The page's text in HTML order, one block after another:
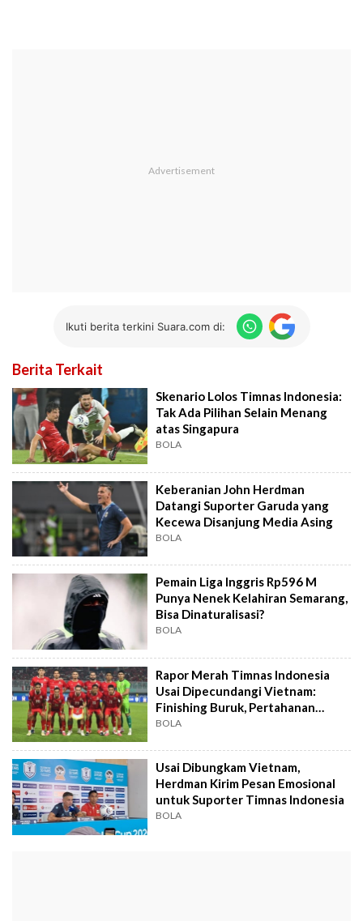
Ikuti berita terkini Suara.com di:
Berita Terkait
Skenario Lolos Timnas Indonesia:
Tak Ada Pilihan Selain Menang
atas Singapura
BOLA
Keberanian John Herdman
Datangi Suporter Garuda yang
Kecewa Disanjung Media Asing
BOLA
Pemain Liga Inggris Rp596 M
Punya Nenek Kelahiran Semarang,
Bisa Dinaturalisasi?
BOLA
Rapor Merah Timnas Indonesia
Usai Dipecundangi Vietnam:
Finishing Buruk, Pertahanan
Bocor
BOLA
Usai Dibungkam Vietnam,
Herdman Kirim Pesan Emosional
untuk Suporter Timnas Indonesia
BOLA